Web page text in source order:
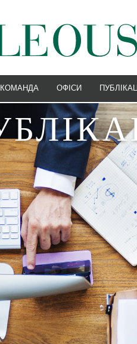
СУДНОПЛАВСТВО
ТА ФІНАНСИ
ПРАВО
СОЮЗУ ТА КОНКУРЕНТНЕ ПРАВО
АРБІТРАЖ
ТА МІЖНАРОДНЕ
КОМАНДА ОФІСИ